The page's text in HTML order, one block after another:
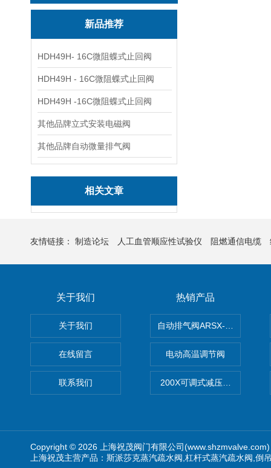
新品推荐
HDH49H- 16C微阻蝶式止回阀
HDH49H - 16C微阻蝶式止回阀
HDH49H -16C微阻蝶式止回阀
其他品牌立式安装电磁阀
其他品牌自动微量排气阀
相关文章
友情链接： 制造论坛 人工血管顺应性试验仪 阻燃通信电缆
关于我们
关于我们
在线留言
联系我们
热销产品
自动排气阀ARSX-0015/
电动高温调节阀
200X可调式减压阀（减压稳
Copyright © 2026 上海祝茂阀门有限公司
上海祝茂主营产品：斯派莎克蒸汽疏水阀,杠杆式蒸汽疏水阀,倒